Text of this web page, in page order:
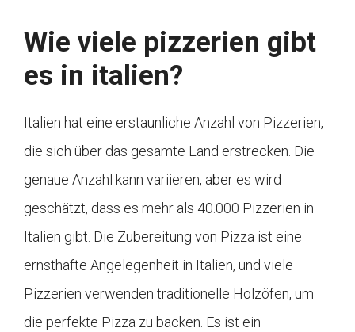
Wie viele pizzerien gibt
es in italien?
Italien hat eine erstaunliche Anzahl von Pizzerien,
die sich über das gesamte Land erstrecken. Die
genaue Anzahl kann variieren, aber es wird
geschätzt, dass es mehr als 40.000 Pizzerien in
Italien gibt. Die Zubereitung von Pizza ist eine
ernsthafte Angelegenheit in Italien, und viele
Pizzerien verwenden traditionelle Holzöfen, um
die perfekte Pizza zu backen. Es ist ein